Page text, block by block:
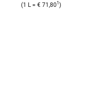
(1 L = € 71,801 )